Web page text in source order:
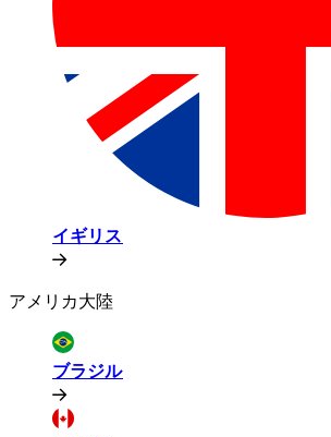
イギリス​​
アメリカ大陸​​
ブラジル​​